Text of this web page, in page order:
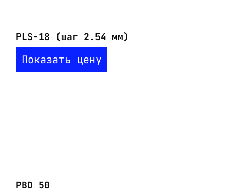
PLS-18 (шаг 2.54 мм)
Показать цену
PBD 50